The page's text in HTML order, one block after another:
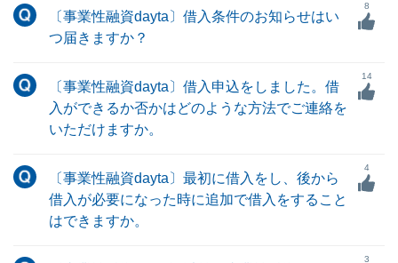
〔事業性融資dayta〕借入条件のお知らせはい
つ届きますか？
8
〔事業性融資dayta〕借入申込をしました。借
入ができるか否かはどのような方法でご連絡を
いただけますか。
14
〔事業性融資dayta〕最初に借入をし、後から
借入が必要になった時に追加で借入をすること
はできますか。
4
3